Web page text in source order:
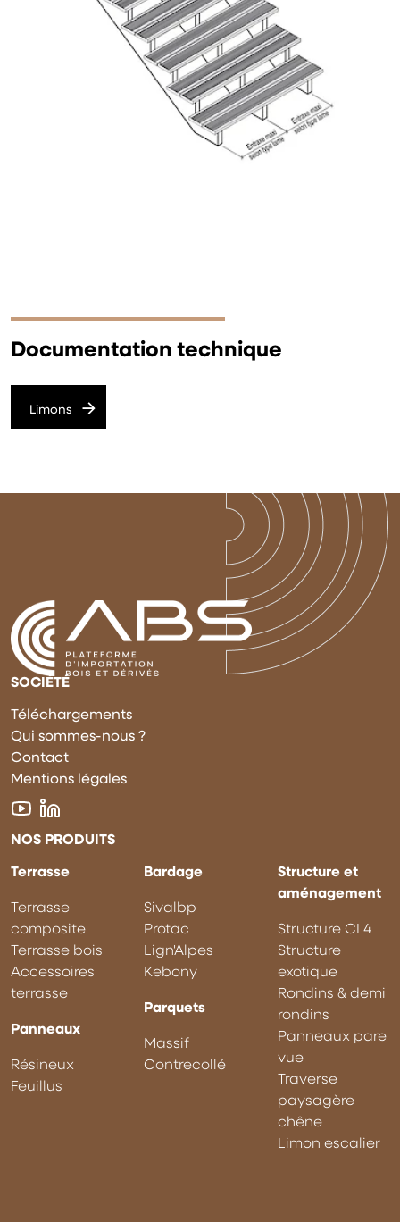
Documentation technique
Limons
SOCIÉTÉ
Téléchargements
Qui sommes-nous ?
Contact
Mentions légales
NOS PRODUITS
Terrasse
Terrasse
composite
Terrasse bois
Accessoires
terrasse
Panneaux
Résineux
Feuillus
Bardage
Sivalbp
Protac
Lign'Alpes
Kebony
Parquets
Massif
Contrecollé
Structure et
aménagement
Structure CL4
Structure
exotique
Rondins & demi
rondins
Panneaux pare
vue
Traverse
paysagère
chêne
Limon escalier